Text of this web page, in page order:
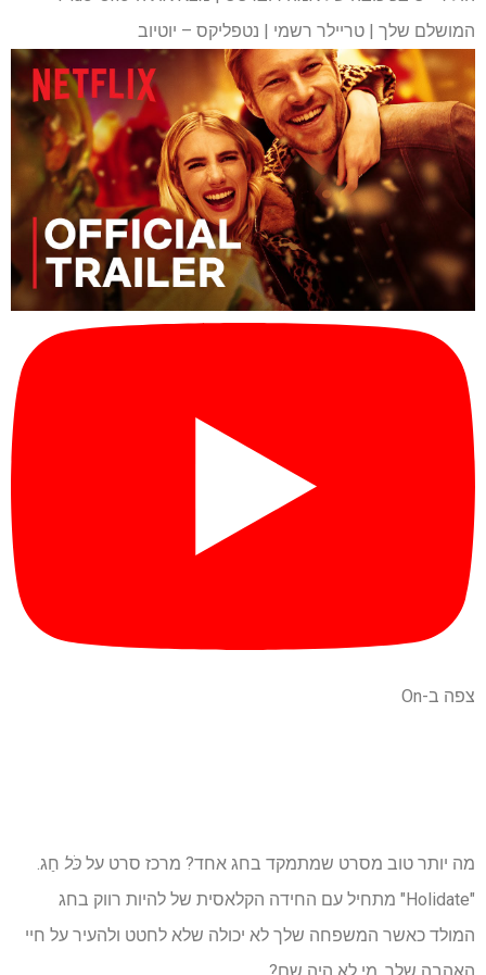
המושלם שלך | טריילר רשמי | נטפליקס – יוטיוב
צפה ב-On
מה יותר טוב מסרט שמתמקד בחג אחד? מרכז סרט על כֹּל חַג.
"Holidate" מתחיל עם החידה הקלאסית של להיות רווק בחג
המולד כאשר המשפחה שלך לא יכולה שלא לחטט ולהעיר על חיי
האהבה שלך. מי לא היה שם?